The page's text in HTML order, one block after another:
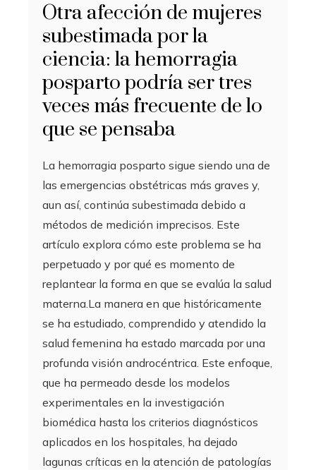
Otra afección de mujeres
subestimada por la
ciencia: la hemorragia
posparto podría ser tres
veces más frecuente de lo
que se pensaba
La hemorragia posparto sigue siendo una de
las emergencias obstétricas más graves y,
aun así, continúa subestimada debido a
métodos de medición imprecisos. Este
artículo explora cómo este problema se ha
perpetuado y por qué es momento de
replantear la forma en que se evalúa la salud
materna.La manera en que históricamente
se ha estudiado, comprendido y atendido la
salud femenina ha estado marcada por una
profunda visión androcéntrica. Este enfoque,
que ha permeado desde los modelos
experimentales en la investigación
biomédica hasta los criterios diagnósticos
aplicados en los hospitales, ha dejado
lagunas críticas en la atención de patologías